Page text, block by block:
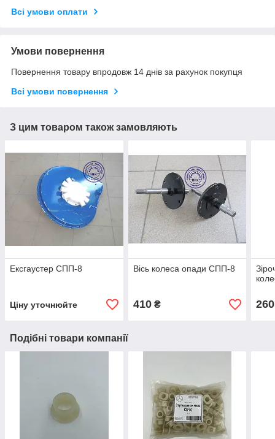
Всі умови оплати
Умови повернення
Повернення товару впродовж 14 днів за рахунок покупця
Всі умови повернення
З цим товаром також замовляють
Ексгаустер СПП-8
Ціну уточнюйте
Вісь колеса опади СПП-8
410₴ 260
Подібні товари компанії